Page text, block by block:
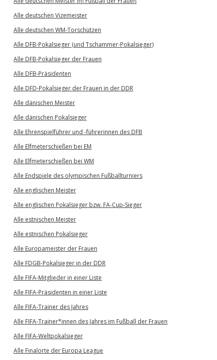
Alle deutschen Vizemeister
Alle deutschen WM-Torschützen
Alle DFB-Pokalsieger (und Tschammer-Pokalsieger)
Alle DFB-Pokalsieger der Frauen
Alle DFB-Präsidenten
Alle DFD-Pokalsieger der Frauen in der DDR
Alle dänischen Meister
Alle dänischen Pokalsieger
Alle Ehrenspielführer und -führerinnen des DFB
Alle Elfmeterschießen bei EM
Alle Elfmeterschießen bei WM
Alle Endspiele des olympischen Fußballturniers
Alle englischen Meister
Alle englischen Pokalsieger bzw. FA-Cup-Sieger
Alle estnischen Meister
Alle estnischen Pokalsieger
Alle Europameister der Frauen
Alle FDGB-Pokalsieger in der DDR
Alle FIFA-Mitglieder in einer Liste
Alle FIFA-Präsidenten in einer Liste
Alle FIFA-Trainer des Jahres
Alle FIFA-Trainer*innen des Jahres im Fußball der Frauen
Alle FIFA-Weltpokalsieger
Alle Finalorte der Europa League